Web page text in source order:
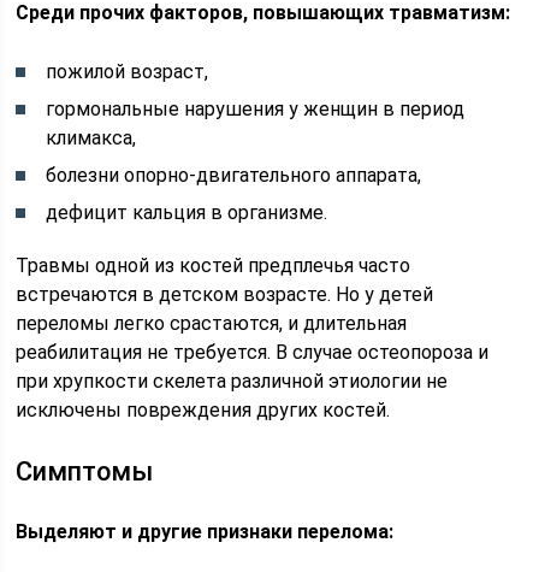
Среди прочих факторов, повышающих травматизм:
пожилой возраст,
гормональные нарушения у женщин в период
климакса,
болезни опорно-двигательного аппарата,
дефицит кальция в организме.
Травмы одной из костей предплечья часто
встречаются в детском возрасте. Но у детей
переломы легко срастаются, и длительная
реабилитация не требуется. В случае остеопороза и
при хрупкости скелета различной этиологии не
исключены повреждения других костей.
Симптомы
Выделяют и другие признаки перелома: